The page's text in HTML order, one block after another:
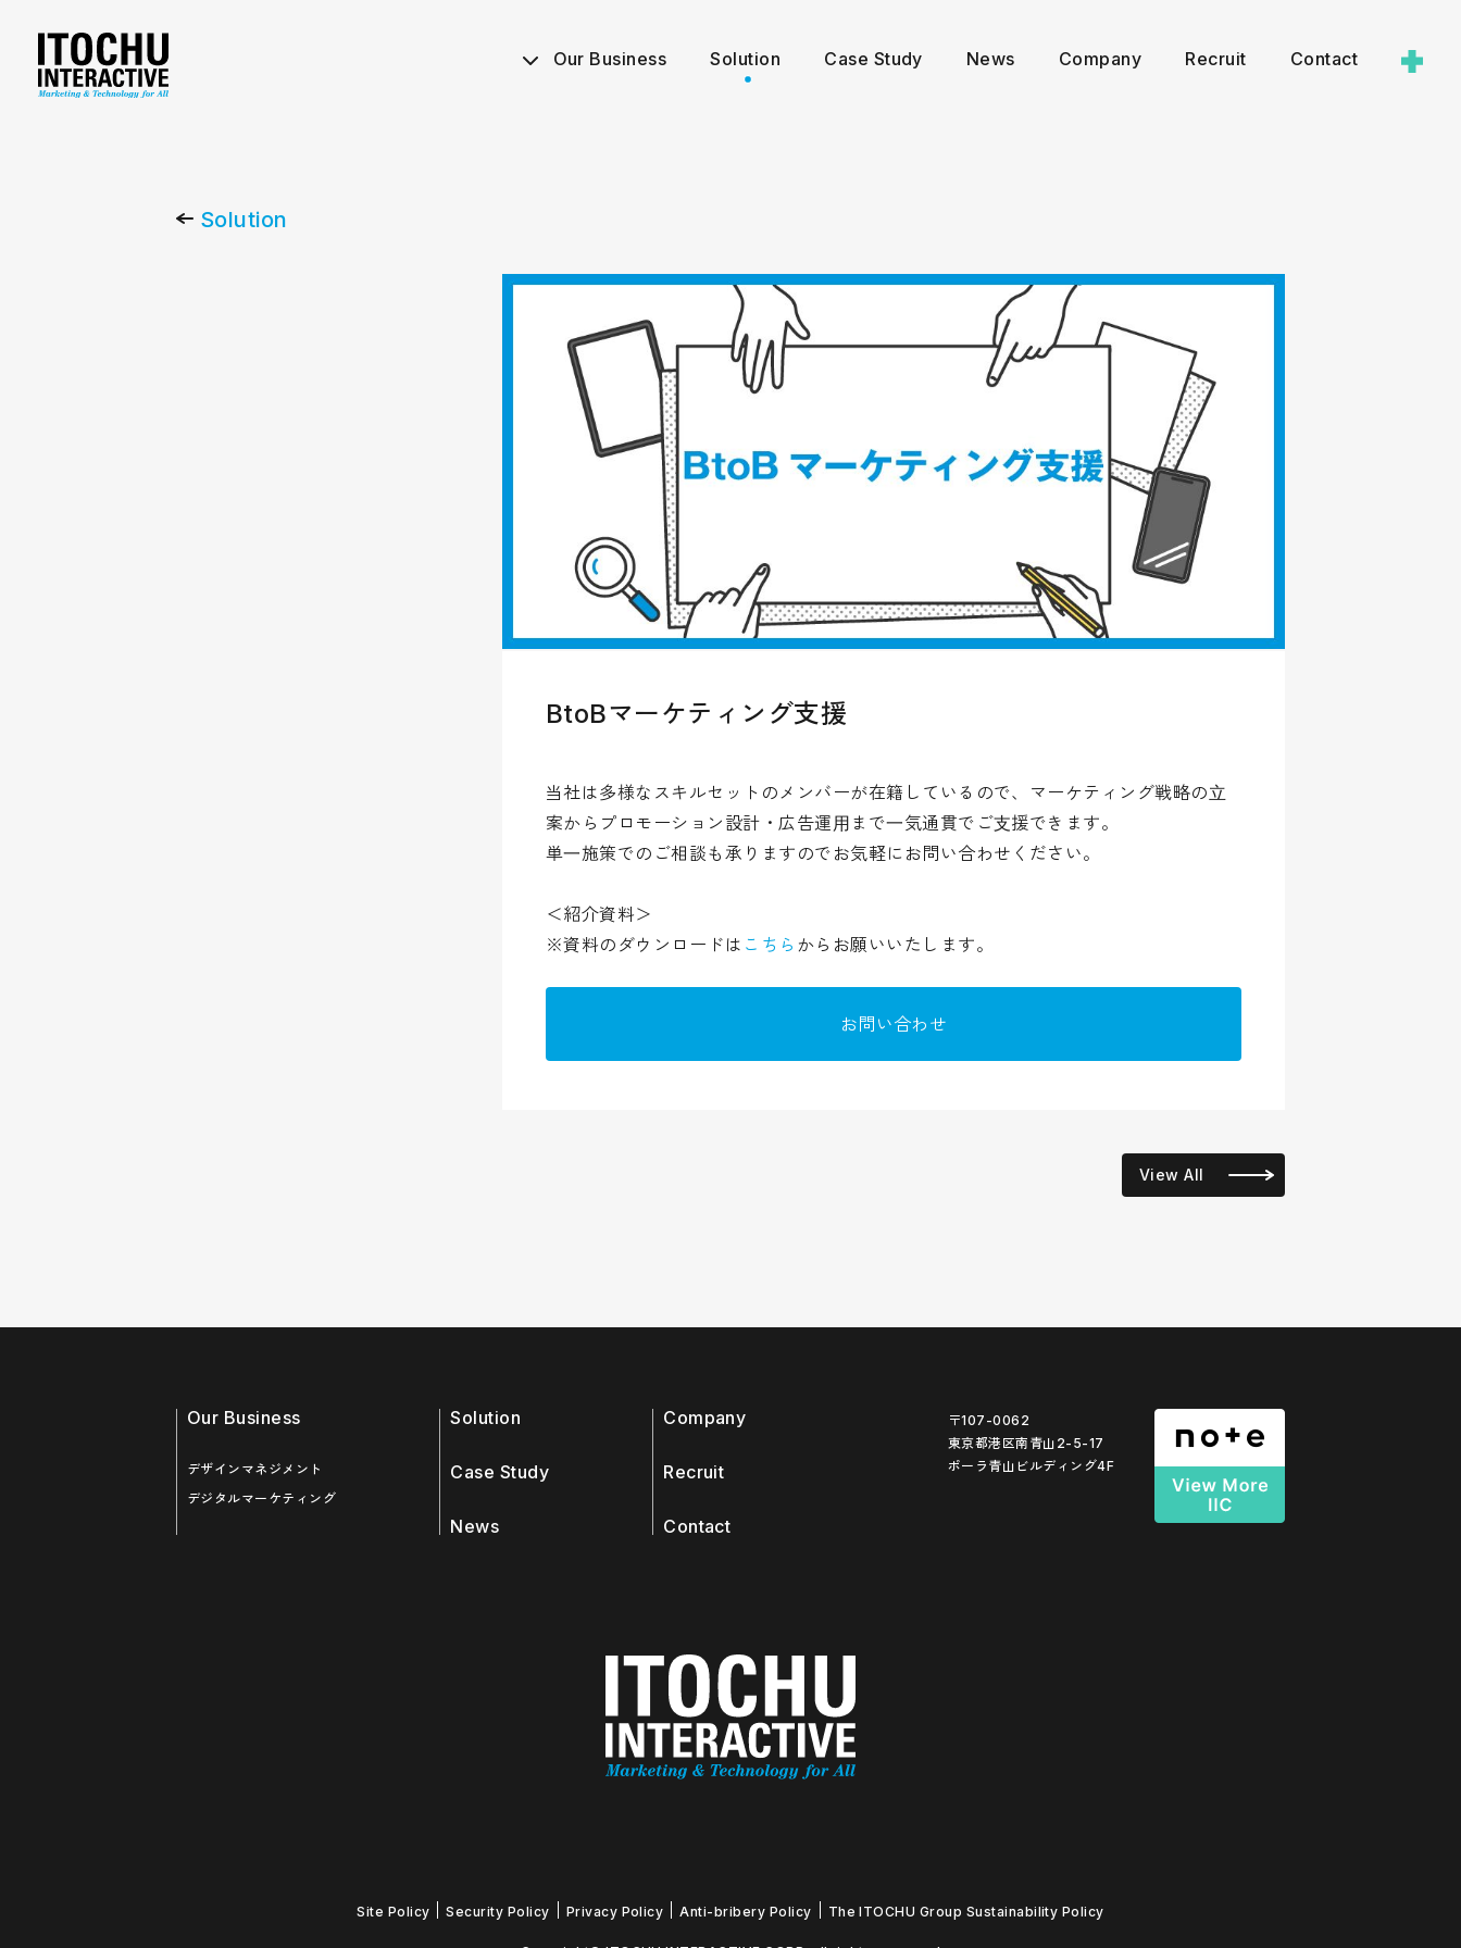
Our Business Solution Case Study News Company Recruit Contact
Solution
BtoBマーケティング支援
当社は多様なスキルセットのメンバーが在籍しているので、マーケティング戦略の⽴
案からプロモーション設計・広告運⽤まで⼀気通貫でご⽀援できます。
単⼀施策でのご相談も承りますのでお気軽にお問い合わせください。
＜紹介資料＞
※資料のダウンロードは こちら からお願いいたします。
お問い合わせ
View All
Our Business
デザインマネジメント
デジタルマーケティング
Solution
Case Study
News
Company
Recruit
Contact
〒107-0062
東京都港区南青山2-5-17
ポーラ青山ビルディング4F
Site Policy Security Policy Privacy Policy Anti-bribery Policy The ITOCHU Group Sustainability Policy